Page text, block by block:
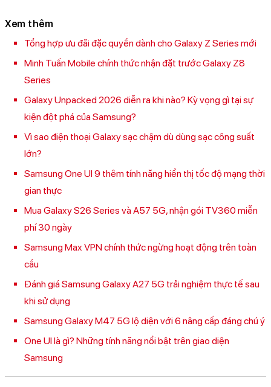
Xem thêm
Tổng hợp ưu đãi đặc quyền dành cho Galaxy Z Series mới
Minh Tuấn Mobile chính thức nhận đặt trước Galaxy Z8
Series
Galaxy Unpacked 2026 diễn ra khi nào? Kỳ vọng gì tại sự
kiện đột phá của Samsung?
Vì sao điện thoại Galaxy sạc chậm dù dùng sạc công suất
lớn?
Samsung One UI 9 thêm tính năng hiển thị tốc độ mạng thời
gian thực
Mua Galaxy S26 Series và A57 5G, nhận gói TV360 miễn
phí 30 ngày
Samsung Max VPN chính thức ngừng hoạt động trên toàn
cầu
Đánh giá Samsung Galaxy A27 5G trải nghiệm thực tế sau
khi sử dụng
Samsung Galaxy M47 5G lộ diện với 6 nâng cấp đáng chú ý
One UI là gì? Những tính năng nổi bật trên giao diện
Samsung